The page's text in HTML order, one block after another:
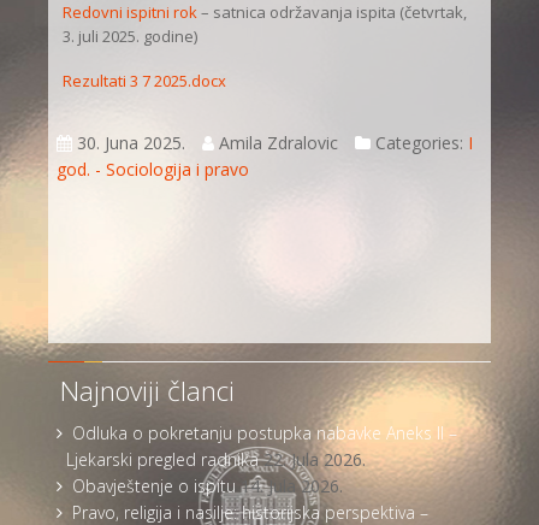
Redovni ispitni rok– satnica održavanja ispita (četvrtak,
3. juli 2025. godine)
Rezultati 3 7 2025.docx
30. Juna 2025. Amila Zdralovic Categories: I
god. - Sociologija i pravo
Najnoviji članci
Odluka o pokretanju postupka nabavke Aneks II –
Ljekarski pregled radnika 22. Jula 2026.
Obavještenje o ispitu 14. Jula 2026.
Pravo, religija i nasilje: historijska perspektiva –